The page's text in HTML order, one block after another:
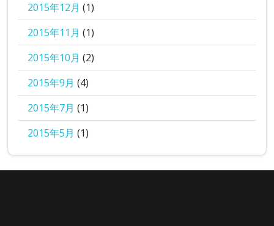
2015年12月 (1)
2015年11月 (1)
2015年10月 (2)
2015年9月 (4)
2015年7月 (1)
2015年5月 (1)